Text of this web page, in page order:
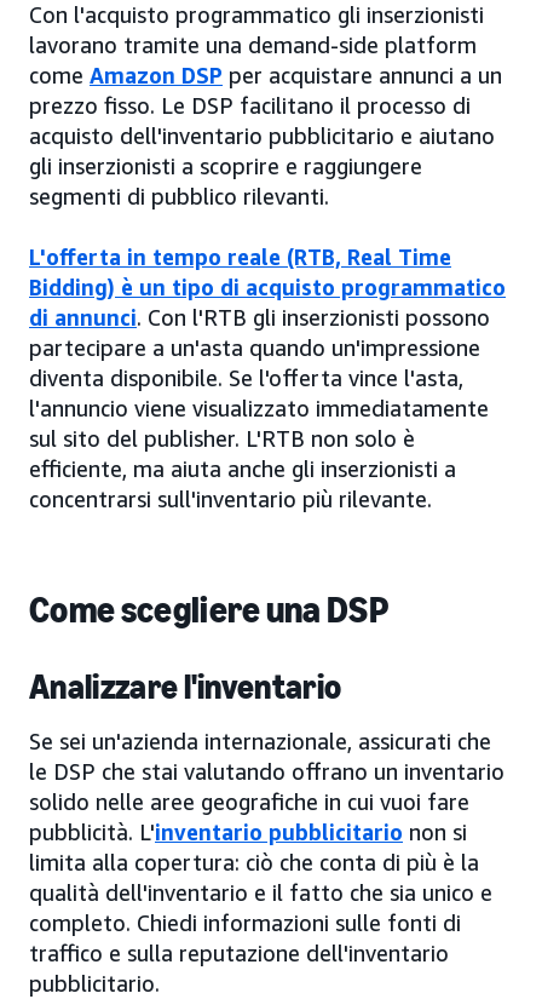
Con l'acquisto programmatico gli inserzionisti
lavorano tramite una demand-side platform
come Amazon DSP per acquistare annunci a un
prezzo fisso. Le DSP facilitano il processo di
acquisto dell'inventario pubblicitario e aiutano
gli inserzionisti a scoprire e raggiungere
segmenti di pubblico rilevanti.
L'offerta in tempo reale (RTB, Real Time
Bidding) è un tipo di acquisto programmatico
di annunci. Con l'RTB gli inserzionisti possono
partecipare a un'asta quando un'impressione
diventa disponibile. Se l'offerta vince l'asta,
l'annuncio viene visualizzato immediatamente
sul sito del publisher. L'RTB non solo è
efficiente, ma aiuta anche gli inserzionisti a
concentrarsi sull'inventario più rilevante.
Come scegliere una DSP
Analizzare l'inventario
Se sei un'azienda internazionale, assicurati che
le DSP che stai valutando offrano un inventario
solido nelle aree geografiche in cui vuoi fare
pubblicità. L'inventario pubblicitario non si
limita alla copertura: ciò che conta di più è la
qualità dell'inventario e il fatto che sia unico e
completo. Chiedi informazioni sulle fonti di
traffico e sulla reputazione dell'inventario
pubblicitario.